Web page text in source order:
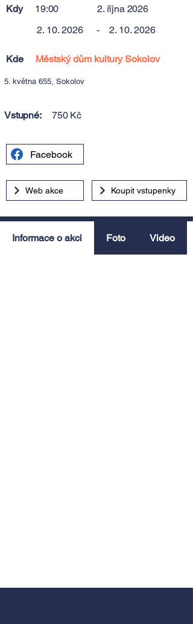
Kdy 19:00
2. října 2026
2. 10. 2026
- 2. 10. 2026
Kde Městský dům kultury Sokolov
5. května 655, Sokolov
Vstupné: 750 Kč
Facebook
Web akce Koupit vstupenky
Informace o akci Foto Video